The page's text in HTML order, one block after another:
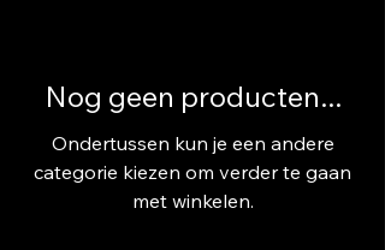
Nog geen producten...
Ondertussen kun je een andere
categorie kiezen om verder te gaan
met winkelen.